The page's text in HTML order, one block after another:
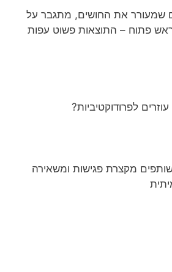
שמעורר את החושים, מתגבר על
פתוח – התוצאות פשוט עפות
לפרודוקטיביות?
מקצרת פגישות ומשאירה